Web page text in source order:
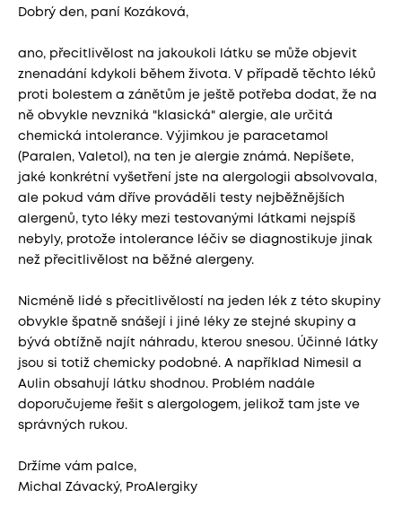
Dobrý den, paní Kozáková,
ano, přecitlivělost na jakoukoli látku se může objevit
znenadání kdykoli během života. V případě těchto léků
proti bolestem a zánětům je ještě potřeba dodat, že na
ně obvykle nevzniká "klasická" alergie, ale určitá
chemická intolerance. Výjimkou je paracetamol
(Paralen, Valetol), na ten je alergie známá. Nepíšete,
jaké konkrétní vyšetření jste na alergologii absolvovala,
ale pokud vám dříve prováděli testy nejběžnějších
alergenů, tyto léky mezi testovanými látkami nejspíš
nebyly, protože intolerance léčiv se diagnostikuje jinak
než přecitlivělost na běžné alergeny.
Nicméně lidé s přecitlivělostí na jeden lék z této skupiny
obvykle špatně snášejí i jiné léky ze stejné skupiny a
bývá obtížně najít náhradu, kterou snesou. Účinné látky
jsou si totiž chemicky podobné. A například Nimesil a
Aulin obsahují látku shodnou. Problém nadále
doporučujeme řešit s alergologem, jelikož tam jste ve
správných rukou.
Držíme vám palce,
Michal Závacký, ProAlergiky